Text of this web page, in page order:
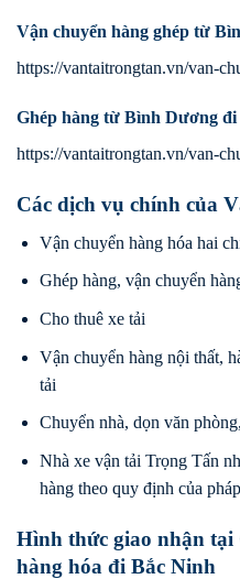
Vận chuyển hàng ghép từ
https://vantaitrongtan.vn/van-
Ghép hàng từ Bình Dương
https://vantaitrongtan.vn/van-
Các dịch vụ chính của
Vận chuyển hàng hóa hai
Ghép hàng, vận chuyển
Cho thuê xe tải
Vận chuyển hàng nội thất,
tải
Chuyển nhà, dọn văn
Nhà xe vận tải Trọng Tấn
hàng theo quy định của
Hình thức giao nhận tại
hàng hóa đi Bắc Ninh